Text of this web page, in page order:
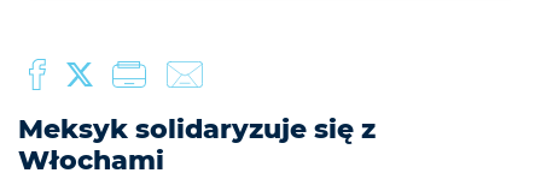
Meksyk solidaryzuje się z
Włochami